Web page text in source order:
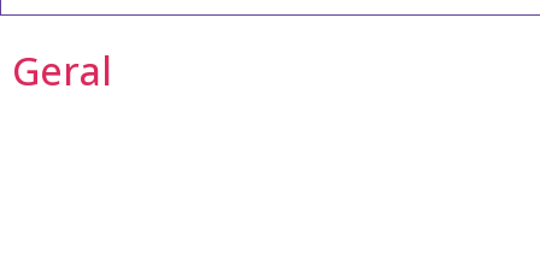
Geral